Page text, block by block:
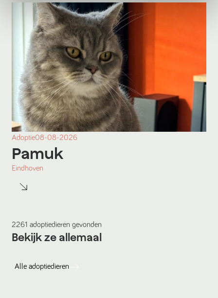
Adoptie08-08-2026
Pamuk
Eindhoven
2261 adoptiedieren gevonden
Bekijk ze allemaal
Alle adoptiedieren